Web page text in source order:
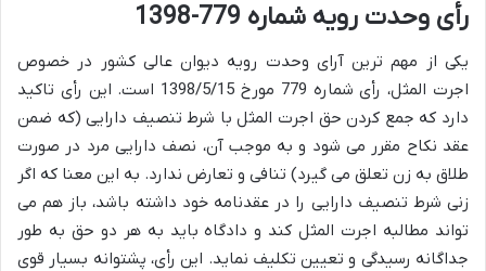
رأی وحدت رویه شماره 779-1398
یکی از مهم ترین آرای وحدت رویه دیوان عالی کشور در خصوص
اجرت المثل، رأی شماره 779 مورخ 1398/5/15 است. این رأی تاکید
دارد که جمع کردن حق اجرت المثل با شرط تنصیف دارایی (که ضمن
عقد نکاح مقرر می شود و به موجب آن، نصف دارایی مرد در صورت
طلاق به زن تعلق می گیرد) تنافی و تعارض ندارد. به این معنا که اگر
زنی شرط تنصیف دارایی را در عقدنامه خود داشته باشد، باز هم می
تواند مطالبه اجرت المثل کند و دادگاه باید به هر دو حق به طور
جداگانه رسیدگی و تعیین تکلیف نماید. این رأی، پشتوانه بسیار قوی